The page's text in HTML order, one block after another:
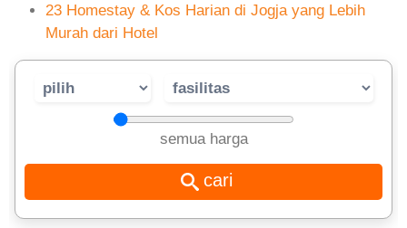
23 Homestay & Kos Harian di Jogja yang Lebih
Murah dari Hotel
semua harga